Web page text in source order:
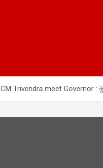
CM Trivendra meet Governor :